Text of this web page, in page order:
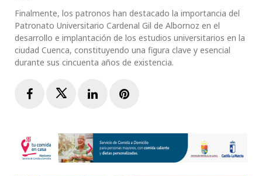
Finalmente, los patronos han destacado la importancia del
Patronato Universitario Cardenal Gil de Albornoz en el
desarrollo e implantación de los estudios universitarios en la
ciudad Cuenca, constituyendo una figura clave y esencial
durante sus cincuenta años de existencia.
FacebookTwitterLinkedInPinterest